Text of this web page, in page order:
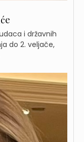
i državnih
do 2. veljače,